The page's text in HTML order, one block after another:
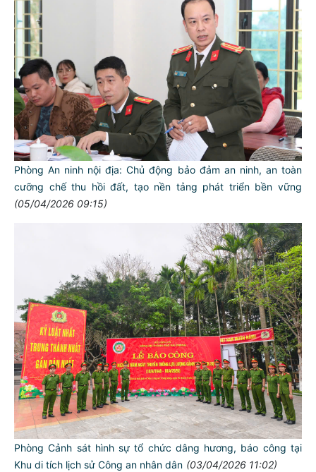
Phòng An ninh nội địa: Chủ động bảo đảm an ninh, an toàn
cưỡng chế thu hồi đất, tạo nền tảng phát triển bền vững
(05/04/2026 09:15)
Phòng Cảnh sát hình sự tổ chức dâng hương, báo công tại
Khu di tích lịch sử Công an nhân dân (03/04/2026 11:02)